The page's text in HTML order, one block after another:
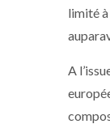
limité
A